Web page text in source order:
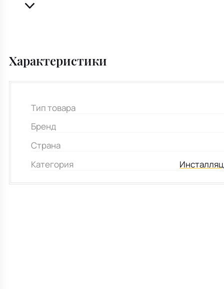
Характеристики
Тип товара
Бренд
Страна
Категория